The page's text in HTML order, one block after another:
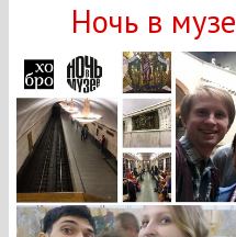
Ночь в